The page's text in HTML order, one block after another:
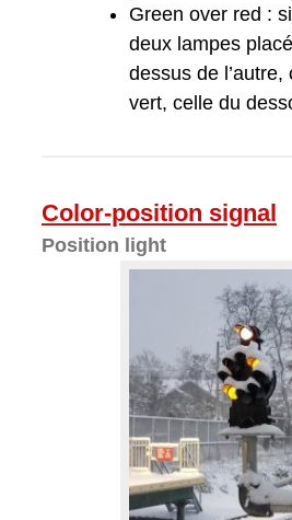
Green over red :
deux lampes
dessus de
vert, celle du
Color-position signal
Position light